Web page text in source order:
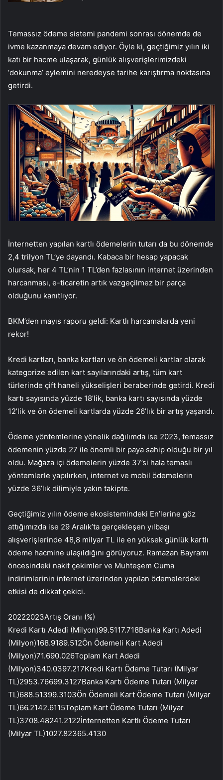
Temassız ödeme sistemi pandemi sonrası dönemde de
ivme kazanmaya devam ediyor. Öyle ki, geçtiğimiz yılın iki
katı bir hacme ulaşarak, günlük alışverişlerimizdeki
‘dokunma’ eylemini neredeyse tarihe karıştırma noktasına
getirdi.
İnternetten yapılan kartlı ödemelerin tutarı da bu dönemde
2,4 trilyon TL’ye dayandı. Kabaca bir hesap yapacak
olursak, her 4 TL’nin 1 TL’den fazlasının internet üzerinden
harcanması, e-ticaretin artık vazgeçilmez bir parça
olduğunu kanıtlıyor.
BKM’den mayıs raporu geldi: Kartlı harcamalarda yeni
rekor!
Kredi kartları, banka kartları ve ön ödemeli kartlar olarak
kategorize edilen kart sayılarındaki artış, tüm kart
türlerinde çift haneli yükselişleri beraberinde getirdi. Kredi
kartı sayısında yüzde 18’lik, banka kartı sayısında yüzde
12’lik ve ön ödemeli kartlarda yüzde 26’lık bir artış yaşandı.
Ödeme yöntemlerine yönelik dağılımda ise 2023, temassız
ödemenin yüzde 27 ile önemli bir paya sahip olduğu bir yıl
oldu. Mağaza içi ödemelerin yüzde 37’si hala temaslı
yöntemlerle yapılırken, internet ve mobil ödemelerin
yüzde 36’lık dilimiyle yakın takipte.
Geçtiğimiz yılın ödeme ekosistemindeki En’lerine göz
attığımızda ise 29 Aralık’ta gerçekleşen yılbaşı
alışverişlerinde 48,8 milyar TL ile en yüksek günlük kartlı
ödeme hacmine ulaşıldığını görüyoruz. Ramazan Bayramı
öncesindeki nakit çekimler ve Muhteşem Cuma
indirimlerinin internet üzerinden yapılan ödemelerdeki
etkisi de dikkat çekici.
20222023Artış Oranı (%)
Kredi Kartı Adedi (Milyon)99.5117.718Banka Kartı Adedi
(Milyon)168.9189.512Ön Ödemeli Kart Adedi
(Milyon)71.690.026Toplam Kart Adedi
(Milyon)340.0397.217Kredi Kartı Ödeme Tutarı (Milyar
TL)2953.76699.3127Banka Kartı Ödeme Tutarı (Milyar
TL)688.51399.3103Ön Ödemeli Kart Ödeme Tutarı (Milyar
TL)66.2142.6115Toplam Kart Ödeme Tutarı (Milyar
TL)3708.48241.2122İnternetten Kartlı Ödeme Tutarı
(Milyar TL)1027.82365.4130